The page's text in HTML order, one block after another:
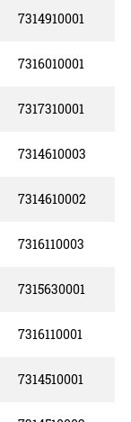
7314910001
7316010001
7317310001
7314610003
7314610002
7316110003
7315630001
7316110001
7314510001